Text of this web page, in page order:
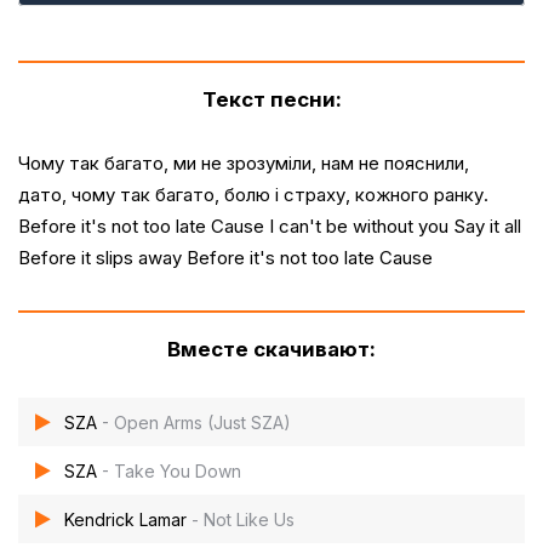
Текст песни:
Чому так багато, ми не зрозуміли, нам не пояснили,
дато, чому так багато, болю і страху, кожного ранку.
Before it's not too late Cause I can't be without you Say it all
Before it slips away Before it's not too late Cause
Вместе скачивают:
SZA - Open Arms (Just SZA)
SZA - Take You Down
Kendrick Lamar - Not Like Us